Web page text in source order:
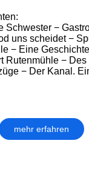
Schwester −
uns scheidet −
− Eine
Rutenmühle −
− Der Kanal.
mehr erfahren